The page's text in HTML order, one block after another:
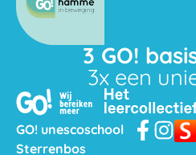
3 GO!
3x een
GO! unescoschool
Sterrenbos